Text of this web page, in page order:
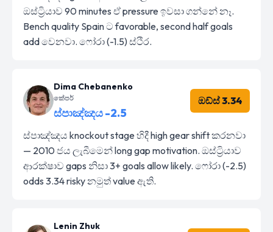
ඔස්ට්‍රියාව 90 minutes ඒ pressure ඉවසා ගන්නේ නෑ.
Bench quality Spain ට favorable, second half goals
add වෙනවා. ෆෝරා (-1.5) ස්ථිර.
Dima Chebanenko
කේපර්
ස්පාඤ්ඤය -2.5
ඔඩ්ස් 3.34
ස්පාඤ්ඤය knockout stage හිදී high gear shift කරනවා
— 2010 ජය ලැබීමෙන් long gap motivation. ඔස්ට්‍රියාව
ආරක්ෂාව gaps නිසා 3+ goals allow likely. ෆෝරා (-2.5)
odds 3.34 risky නමුත් value ඇති.
Lenin Zhuk